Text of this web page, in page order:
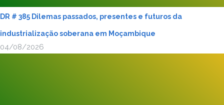
DR # 385 Dilemas passados, presentes e futuros da
industrialização soberana em Moçambique
04/08/2026